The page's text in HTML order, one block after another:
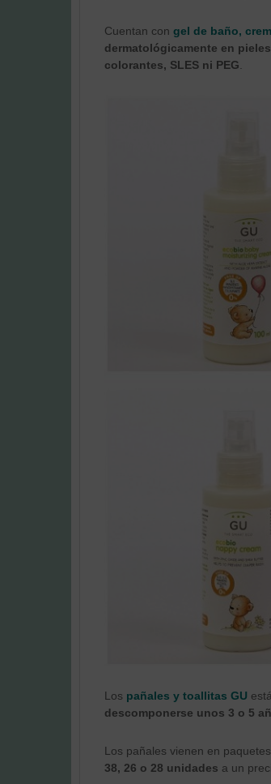
Cuentan con gel de baño,
dermatológicamente en
colorantes, SLES ni PEG
Los pañales y toallitas GU
descomponerse unos 3 o 5
Los pañales vienen en
38, 26 o 28 unidades a un